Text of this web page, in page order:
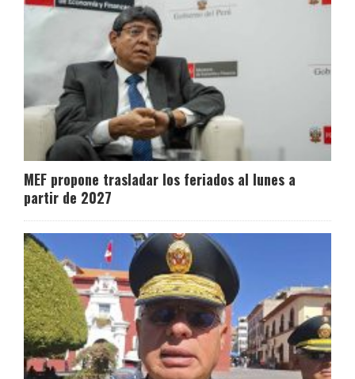
MEF propone trasladar los feriados al lunes a
partir de 2027